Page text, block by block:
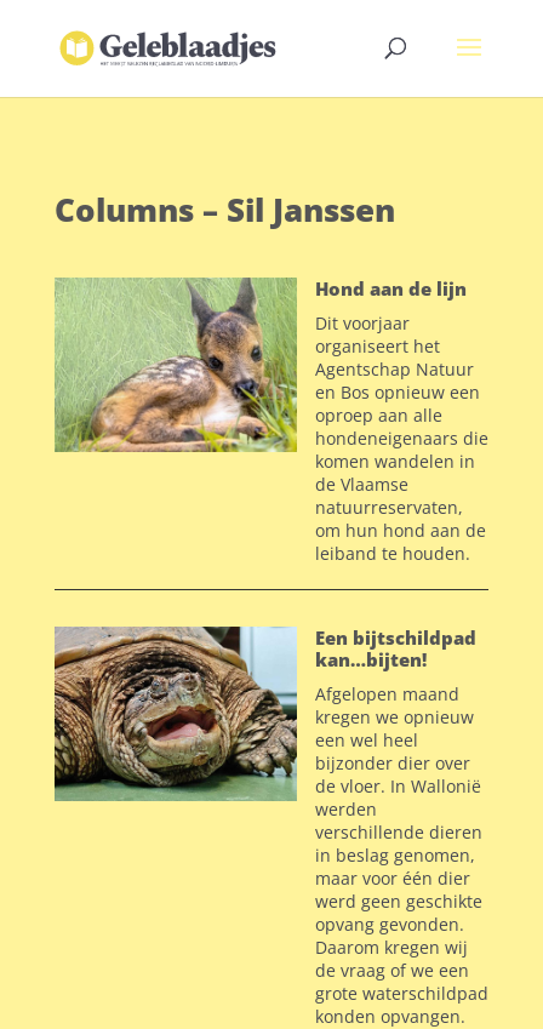
Columns – Sil Janssen
Hond aan de lijn
Dit voorjaar
organiseert het
Agentschap Natuur
en Bos opnieuw een
oproep aan alle
hondeneigenaars die
komen wandelen in
de Vlaamse
natuurreservaten,
om hun hond aan de
leiband te houden.
Een bijtschildpad
kan…bijten!
Afgelopen maand
kregen we opnieuw
een wel heel
bijzonder dier over
de vloer. In Wallonië
werden
verschillende dieren
in beslag genomen,
maar voor één dier
werd geen geschikte
opvang gevonden.
Daarom kregen wij
de vraag of we een
grote waterschildpad
konden opvangen.